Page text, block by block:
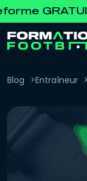
→
Blog Entraîneur